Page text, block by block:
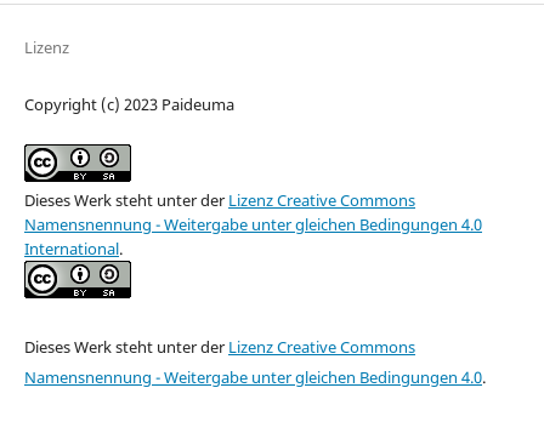
Lizenz
Copyright (c) 2023 Paideuma
Dieses Werk steht unter der Lizenz Creative Commons
Namensnennung - Weitergabe unter gleichen Bedingungen 4.0
International.
Dieses Werk steht unter der Lizenz Creative Commons
Namensnennung - Weitergabe unter gleichen Bedingungen 4.0.